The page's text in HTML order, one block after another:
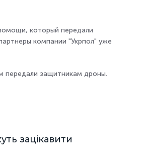
который передали
компании "Укрпол" уже
передали защитникам дроны.
зацікавити